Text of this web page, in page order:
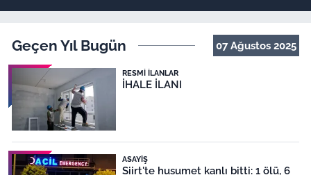
Geçen Yıl Bugün 07 Ağustos 2025
RESMI İLANLAR
İHALE İLANI
ASAYIŞ
Siirt'te husumet kanlı bitti: 1 ölü, 6